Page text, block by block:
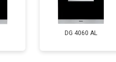
DG 4060 AL